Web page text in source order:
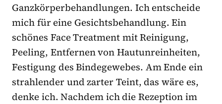
Ganzkörperbehandlungen. Ich entscheide
mich für eine Gesichtsbehandlung. Ein
schönes Face Treatment mit Reinigung,
Peeling, Entfernen von Hautunreinheiten,
Festigung des Bindegewebes. Am Ende ein
strahlender und zarter Teint, das wäre es,
denke ich. Nachdem ich die Rezeption im